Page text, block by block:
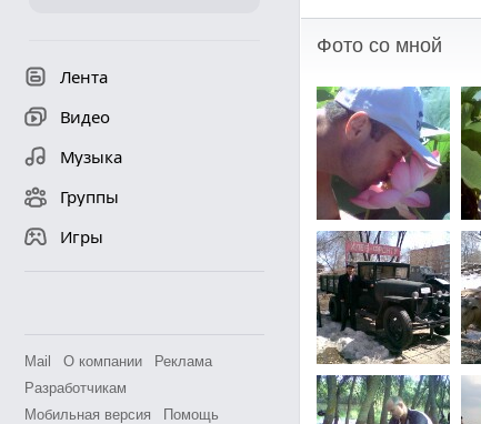
Лента
Видео
Музыка
Группы
Игры
Mail О компании
Реклама
Разработчикам
Мобильная версия
Помощь
Фото со мной